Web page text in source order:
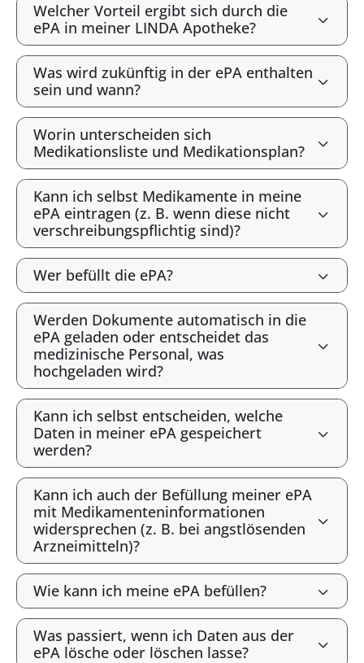
Welcher Vorteil ergibt sich durch die
ePA in meiner LINDA Apotheke?
Was wird zukünftig in der ePA enthalten
sein und wann?
Worin unterscheiden sich
Medikationsliste und Medikationsplan?
Kann ich selbst Medikamente in meine
ePA eintragen (z. B. wenn diese nicht
verschreibungspflichtig sind)?
Wer befüllt die ePA?
Werden Dokumente automatisch in die
ePA geladen oder entscheidet das
medizinische Personal, was
hochgeladen wird?
Kann ich selbst entscheiden, welche
Daten in meiner ePA gespeichert
werden?
Kann ich auch der Befüllung meiner ePA
mit Medikamenteninformationen
widersprechen (z. B. bei angstlösenden
Arzneimitteln)?
Wie kann ich meine ePA befüllen?
Was passiert, wenn ich Daten aus der
ePA lösche oder löschen lasse?